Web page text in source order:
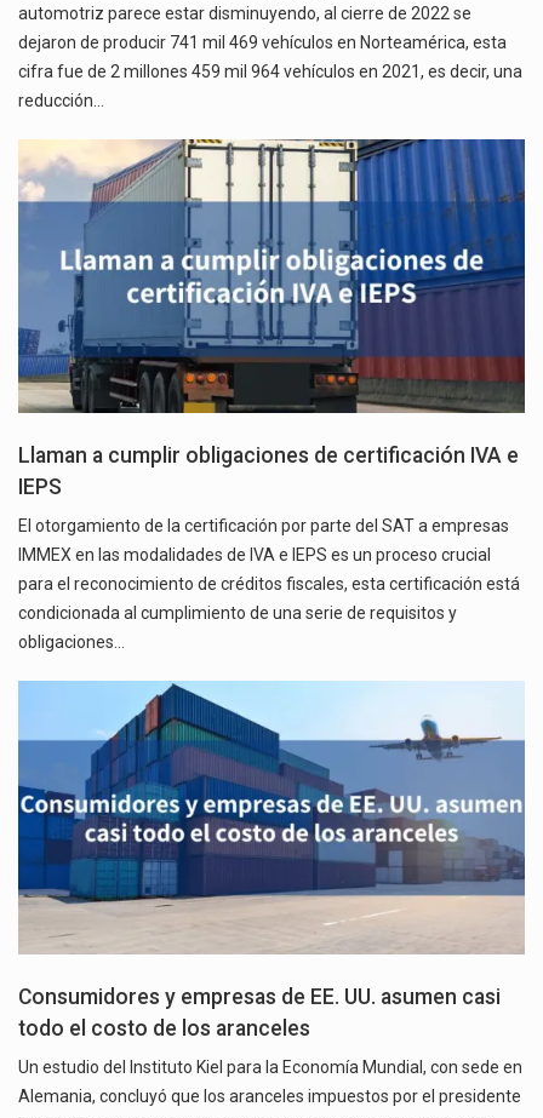
automotriz parece estar disminuyendo, al cierre de 2022 se
dejaron de producir 741 mil 469 vehículos en Norteamérica, esta
cifra fue de 2 millones 459 mil 964 vehículos en 2021, es decir, una
reducción…
Llaman a cumplir obligaciones de certificación IVA e
IEPS
El otorgamiento de la certificación por parte del SAT a empresas
IMMEX en las modalidades de IVA e IEPS es un proceso crucial
para el reconocimiento de créditos fiscales, esta certificación está
condicionada al cumplimiento de una serie de requisitos y
obligaciones…
Consumidores y empresas de EE. UU. asumen casi
todo el costo de los aranceles
Un estudio del Instituto Kiel para la Economía Mundial, con sede en
Alemania, concluyó que los aranceles impuestos por el presidente